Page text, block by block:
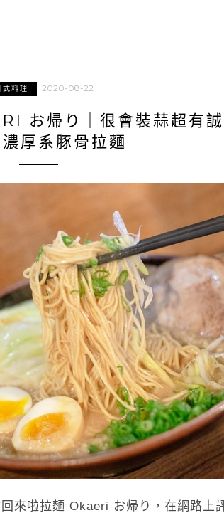
式料理 2020-08-22
お帰り｜很會裝蒜超有
厚系豚骨拉麵
來啦拉麵 Okaeri お帰り，在網路上